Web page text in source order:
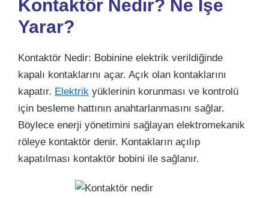
Kontaktör Nedir? Ne İşe
Yarar?
Kontaktör Nedir: Bobinine elektrik verildiğinde
kapalı kontaklarını açar. Açık olan kontaklarını
kapatır. Elektrik yüklerinin korunması ve kontrolü
için besleme hattının anahtarlanmasını sağlar.
Böylece enerji yönetimini sağlayan elektromekanik
röleye kontaktör denir. Kontakların açılıp
kapatılması kontaktör bobini ile sağlanır.